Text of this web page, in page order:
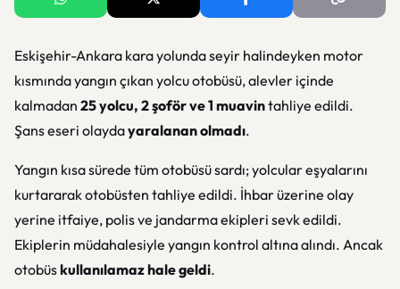
Eskişehir-Ankara kara yolunda seyir halindeyken motor
kısmında yangın çıkan yolcu otobüsü, alevler içinde
kalmadan 25 yolcu, 2 şoför ve 1 muavintahliye edildi.
Şans eseri olaydayaralanan olmadı.
Yangın kısa sürede tüm otobüsü sardı; yolcular eşyalarını
kurtararak otobüsten tahliye edildi. İhbar üzerine olay
yerine itfaiye, polis ve jandarma ekipleri sevk edildi.
Ekiplerin müdahalesiyle yangın kontrol altına alındı. Ancak
otobüskullanılamaz hale geldi.